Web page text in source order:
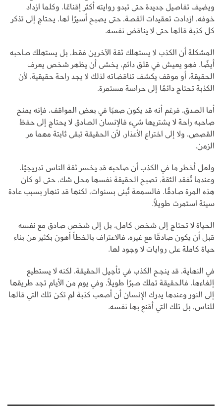
ويضيف تفاصيل جديدة حتى تبدو روايته أكثر إقناعًا. وكلما ازداد
خوفه، ازدادت تعقيدات القصة، حتى يصبح أسيرًا لها، يحتاج إلى تذكر
كل كذبة قالها حتى لا يناقض نفسه.
المشكلة أن الكذب لا يستهلك ثقة الآخرين فقط، بل يستهلك صاحبه
أيضًا. فهو يعيش في قلق دائم، يخشى أن يظهر شخص يعرف
الحقيقة، أو موقف يكشف تناقضاته لذلك لا يجد راحة حقيقية، لأن
الكذبة تحتاج دائمًا إلى حراسة مستمرة.
أما الصدق، فرغم أنه قد يكون صعبًا في بعض المواقف، فإنه يمنح
صاحبه راحة لا يشتريها شيء فالإنسان الصادق لا يحتاج إلى حفظ
القصص، ولا إلى اختراع الأعذار، لأن الحقيقة تبقى ثابتة مهما مر
الزمن.
ولعل أخطر ما في الكذب أن صاحبه قد يخسر ثقة الناس تدريجيًا.
وعندما تُفقد الثقة، تصبح الحقيقة نفسها محل شك، حتى لو كان
هذه المرة صادقًا. فالسمعة تُبنى بسنوات، لكنها قد تنهار بسبب عادة
سيئة استمرت طويلًا.
الحياة لا تحتاج إلى شخص كامل، بل إلى شخص صادق مع نفسه
قبل أن يكون صادقًا مع غيره، فالاعتراف بالخطأ أهون بكثير من بناء
حياة كاملة على روايات لا وجود لها.
في النهاية، قد ينجح الكذب في تأجيل الحقيقة، لكنه لا يستطيع
إلغاءها. فالحقيقة تملك صبرًا طويلًا، وفي يوم من الأيام تجد طريقها
إلى النور وعندها يدرك الإنسان أن أصعب كذبة لم تكن تلك التي قالها
للناس، بل تلك التي أقنع بها نفسه.